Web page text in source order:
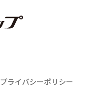
プライバシーポリシー